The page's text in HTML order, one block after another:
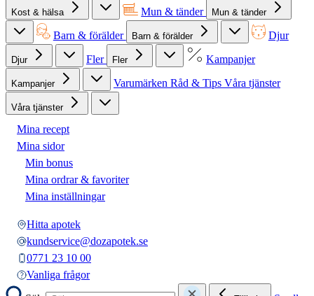
Kost & hälsa Mun & tänder Mun & tänder
Barn & förälder Barn & förälder Djur
Djur Fler Fler Kampanjer
Kampanjer Varumärken Råd & Tips Våra tjänster
Våra tjänster
Mina recept
Mina sidor
Min bonus
Mina ordrar & favoriter
Mina inställningar
Hitta apotek
kundservice@dozapotek.se
0771 23 10 00
Vanliga frågor